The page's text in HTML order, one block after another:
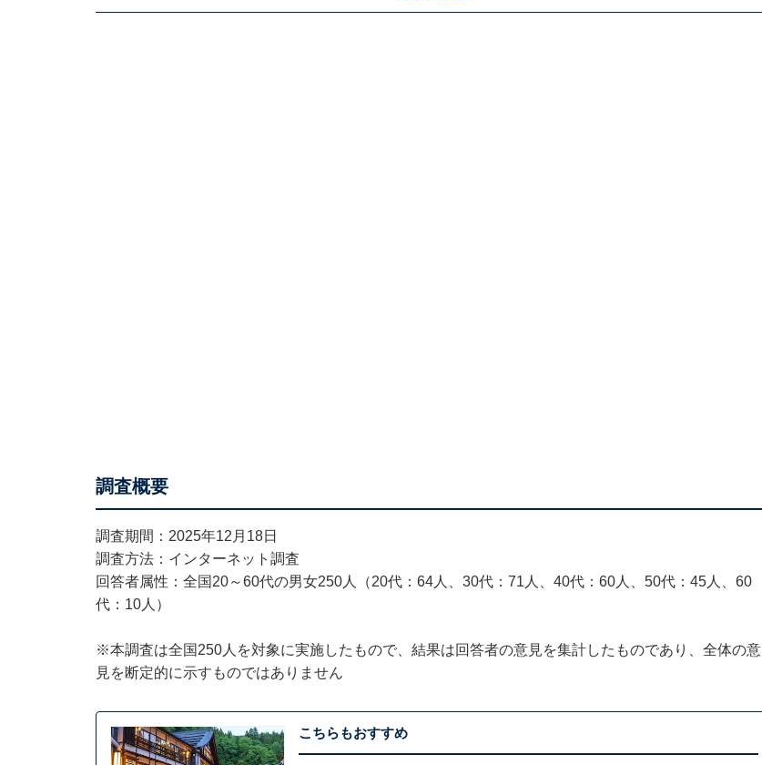
調査概要
調査期間：2025年12月18日
調査方法：インターネット調査
回答者属性：全国20～60代の男女250人（20代：64人、30代：71人、40代：60人、50代：45人、60
代：10人）
※本調査は全国250人を対象に実施したもので、結果は回答者の意見を集計したものであり、全体の意
見を断定的に示すものではありません
こちらもおすすめ